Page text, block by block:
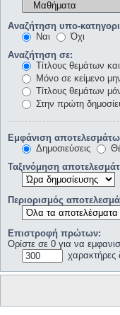
Αναζήτηση υπο-
Ναι
Όχι
Αναζήτηση σε:
Τίτλους θεμάτων
Μόνο σε κείμενο
Τίτλους θεμάτων
Στην πρώτη
Εμφάνιση
Δημοσιεύσεις
Ταξινόμηση
Περιορισμός
Επιστροφή πρώτων:
Ορίστε σε 0 για να
χαρακτήρες